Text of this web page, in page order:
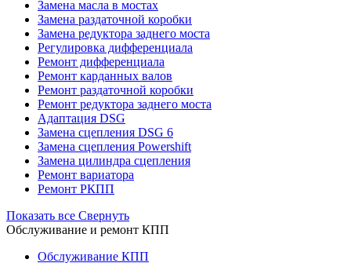
Замена масла в мостах
Замена раздаточной коробки
Замена редуктора заднего моста
Регулировка дифференциала
Ремонт дифференциала
Ремонт карданных валов
Ремонт раздаточной коробки
Ремонт редуктора заднего моста
Адаптация DSG
Замена сцепления DSG 6
Замена сцепления Powershift
Замена цилиндра сцепления
Ремонт вариатора
Ремонт РКПП
Показать все Свернуть
Обслуживание и ремонт КПП
Обслуживание КПП